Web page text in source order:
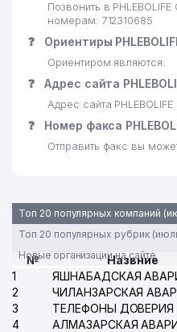
Позвонить в
номерам: 712310685
❓ Ориентиры
Ориентиром являются:
❓ Адрес сайта
Адрес сайта
❓ Номер факса
Отправить факс вы
Топ 20 популярных компаний
Топ 20 популярных рубрик
Новые организации на сайте
№
Назвние
1
2
3
4